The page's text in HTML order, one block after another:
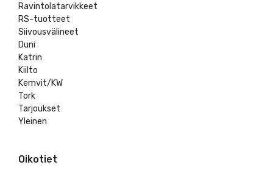
Ravintolatarvikkeet
RS-tuotteet
Siivousvälineet
Duni
Katrin
Kiilto
Kemvit/KW
Tork
Tarjoukset
Yleinen
Oikotiet